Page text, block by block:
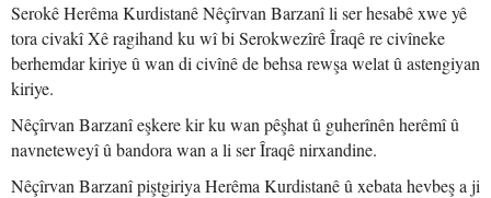
Serokê Herêma Kurdistanê Nêçîrvan Barzanî li ser hesabê xwe yê
tora civakî Xê ragihand ku wî bi Serokwezîrê Îraqê re civîneke
berhemdar kiriye û wan di civînê de behsa rewşa welat û astengiyan
kiriye.
Nêçîrvan Barzanî eşkere kir ku wan pêşhat û guherînên herêmî û
navneteweyî û bandora wan a li ser Îraqê nirxandine.
Nêçîrvan Barzanî piştgiriya Herêma Kurdistanê û xebata hevbeş a ji